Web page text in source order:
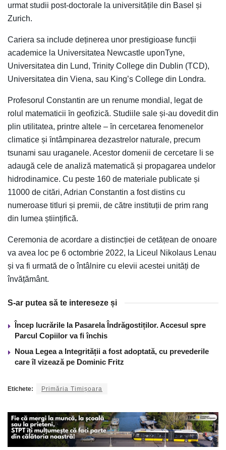
urmat studii post-doctorale la universitățile din Basel și
Zurich.
Cariera sa include deținerea unor prestigioase funcții
academice la Universitatea Newcastle uponTyne,
Universitatea din Lund, Trinity College din Dublin (TCD),
Universitatea din Viena, sau King’s College din Londra.
Profesorul Constantin are un renume mondial, legat de
rolul matematicii ȋn geofizică. Studiile sale și-au dovedit din
plin utilitatea, printre altele – ȋn cercetarea fenomenelor
climatice și ȋntâmpinarea dezastrelor naturale, precum
tsunami sau uraganele. Acestor domenii de cercetare li se
adaugă cele de analiză matematică și propagarea undelor
hidrodinamice. Cu peste 160 de materiale publicate și
11000 de citări, Adrian Constantin a fost distins cu
numeroase titluri și premii, de către instituții de prim rang
din lumea științifică.
Ceremonia de acordare a distincției de cetățean de onoare
va avea loc pe 6 octombrie 2022, la Liceul Nikolaus Lenau
și va fi urmată de o întâlnire cu elevii acestei unități de
învățământ.
S-ar putea să te intereseze și
Încep lucrările la Pasarela Îndrăgostiților. Accesul spre
Parcul Copiilor va fi închis
Noua Legea a Integrității a fost adoptată, cu prevederile
care îl vizează pe Dominic Fritz
Etichete: Primăria Timișoara